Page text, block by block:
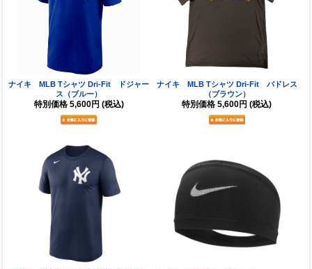
ナイキ MLB Tシャツ Dri-Fit ドジャー
ス（ブルー）
特別価格 5,600円 (税込)
ナイキ MLB Tシャツ Dri-Fit パドレス
（ブラウン）
特別価格 5,600円 (税込)